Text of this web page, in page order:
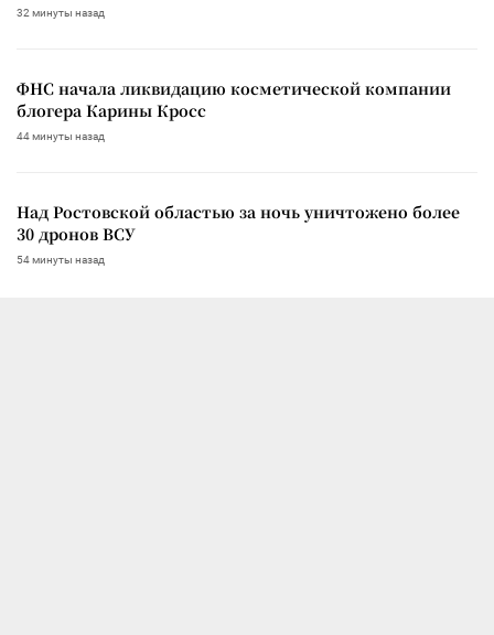
32 минуты назад
ФНС начала ликвидацию косметической компании
блогера Карины Кросс
44 минуты назад
Над Ростовской областью за ночь уничтожено более
30 дронов ВСУ
54 минуты назад